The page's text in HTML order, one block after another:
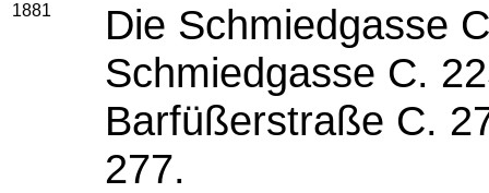
1881
Die Schmiedgasse
Schmiedgasse C.
Barfüßerstraße C.
277.